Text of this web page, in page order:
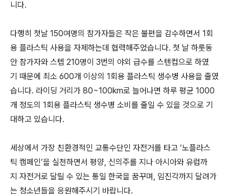
니다.
다행히 첫날 150여명의 참가자들은 작은 불편을 감수하면서 1회
용 플라스틱 사용을 자제하는데 협력해주었습니다. 첫 날 하룻동
안 참가자와 스텝 210명이 3번의 야외 급수를 스텐컵으로 하였
기 때문에 최소 600개 이상의 1회용 플라스틱 생수병 사용을 줄였
습니다. 라이딩 거리가 80~100km로 늘어나면 하루 평균 1000
개 정도의 1회용 플라스틱 생수병 소비를 줄일 수 있을 것으로 기
대하고 있습니다.
세상에서 가장 친환경적인 교통수단인 자전거를 타고 ‘노플라스
틱 캠페인’을 실천하면서 평양, 신의주를 지나 아시아와 유럽까
지 자전거로 달릴 수 있는 통일 한국을 꿈꾸며, 임진각까지 달려가
는 청소년들을 응원해주시기 바랍니다.